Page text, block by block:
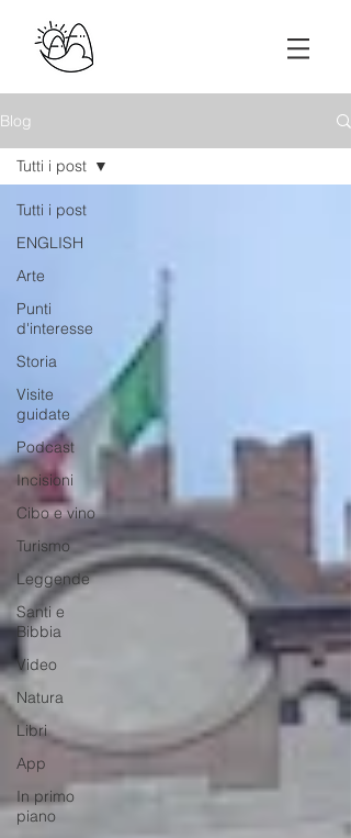
Blog
Tutti i post
ENGLISH
Arte
Punti
d'interesse
Storia
Visite
guidate
Podcast
Incisioni
Cibo e vino
Turismo
Leggende
Santi e
Bibbia
Video
Natura
Libri
App
In primo
piano
Tutti i post